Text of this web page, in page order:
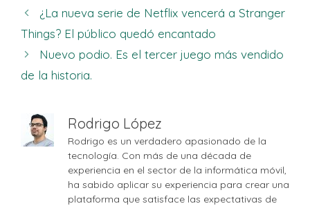
¿La nueva serie de Netflix vencerá a Stranger
Things? El público quedó encantado
Nuevo podio. Es el tercer juego más vendido
de la historia.
Rodrigo López
Rodrigo es un verdadero apasionado de la
tecnología. Con más de una década de
experiencia en el sector de la informática móvil,
ha sabido aplicar su experiencia para crear una
plataforma que satisface las expectativas de